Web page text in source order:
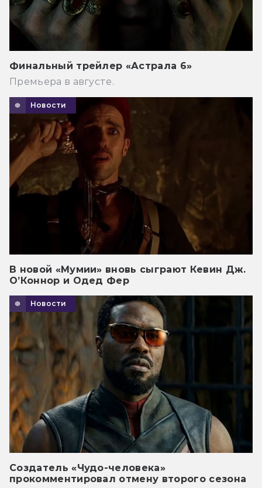
Финальный трейлер «Астрала 6»
Премьера в августе.
Новости
В новой «Мумии» вновь сыграют Кевин Дж.
О’Коннор и Одед Фер
Новости
Создатель «Чудо-человека»
прокомментировал отмену второго сезона